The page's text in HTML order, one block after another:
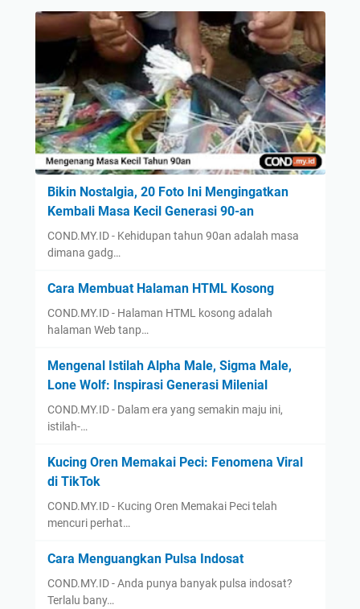
Bikin Nostalgia, 20 Foto Ini Mengingatkan
Kembali Masa Kecil Generasi 90-an
COND.MY.ID - Kehidupan tahun 90an adalah masa
dimana gadg…
Cara Membuat Halaman HTML Kosong
COND.MY.ID - Halaman HTML kosong adalah
halaman Web tanp…
Mengenal Istilah Alpha Male, Sigma Male,
Lone Wolf: Inspirasi Generasi Milenial
COND.MY.ID - Dalam era yang semakin maju ini,
istilah-…
Kucing Oren Memakai Peci: Fenomena Viral
di TikTok
COND.MY.ID - Kucing Oren Memakai Peci telah
mencuri perhat…
Cara Menguangkan Pulsa Indosat
COND.MY.ID - Anda punya banyak pulsa indosat?
Terlalu bany…